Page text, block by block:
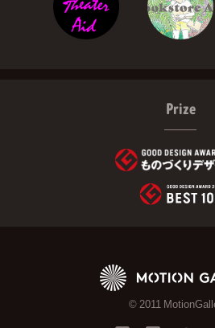
Prize
© 2011